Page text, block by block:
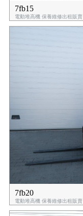
7fb15
電動堆高機 保養維修出租販賣
7fb20
電動堆高機 保養維修出租販賣